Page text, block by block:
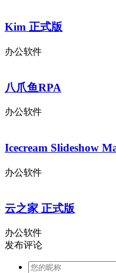
Kim 正式版
办公软件
八爪鱼RPA
办公软件
Icecream Slideshow
办公软件
云之家 正式版
办公软件
发布评论